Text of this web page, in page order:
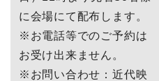
に会場にて配布します。
※お電話等でのご予約は
お受け出来ません。
※お問い合わせ：近代映